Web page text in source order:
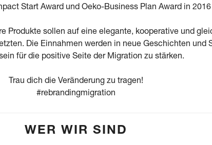
Start Award und Oeko-Business Plan Award in
Produkte sollen auf eine elegante, kooperative und
Die Einnahmen werden in neue Geschichten und
für die positive Seite der Migration zu stärken.
Trau dich die Veränderung zu tragen!
#rebrandingmigration
WER WIR SIND